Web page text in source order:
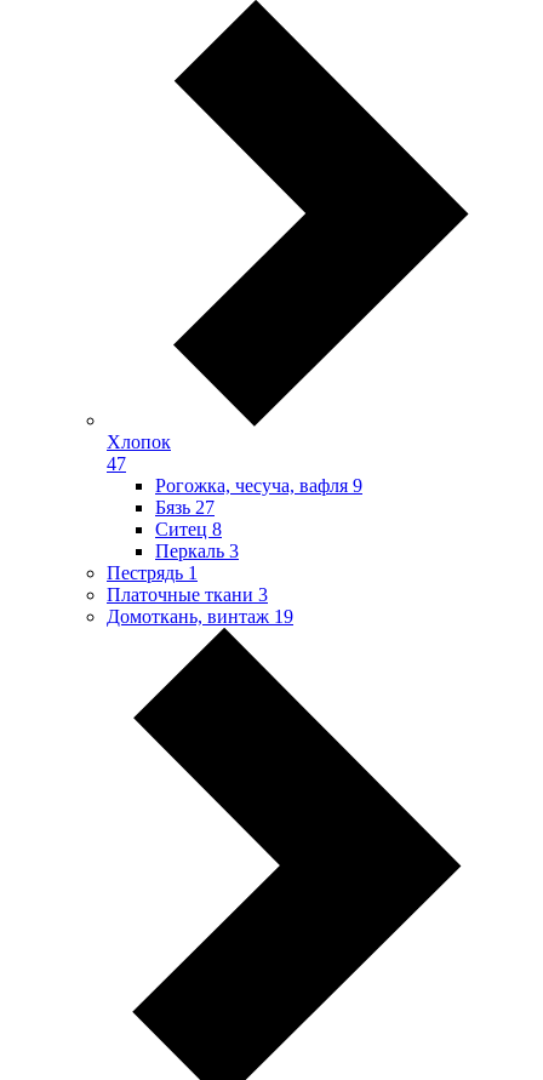
Хлопок
47
Рогожка, чесуча, вафля 9
Бязь 27
Ситец 8
Перкаль 3
Пестрядь 1
Платочные ткани 3
Домоткань, винтаж 19